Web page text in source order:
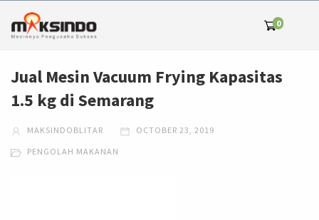
0
Jual Mesin Vacuum Frying Kapasitas
1.5 kg di Semarang
MAKSINDOBLITAR OCTOBER 23, 2019
PENGOLAH MAKANAN